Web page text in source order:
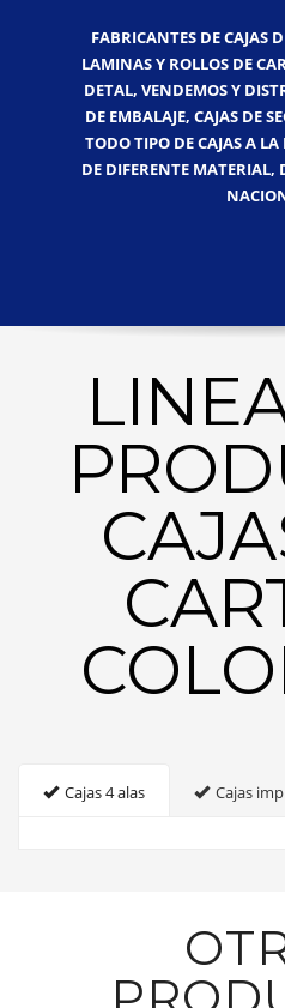
FABRICANTES DE CAJAS
LAMINAS Y ROLLOS DE
DETAL, VENDEMOS Y
DE EMBALAJE, CAJAS DE
TODO TIPO DE CAJAS A
DE DIFERENTE
Cajas 4 alas Cajas